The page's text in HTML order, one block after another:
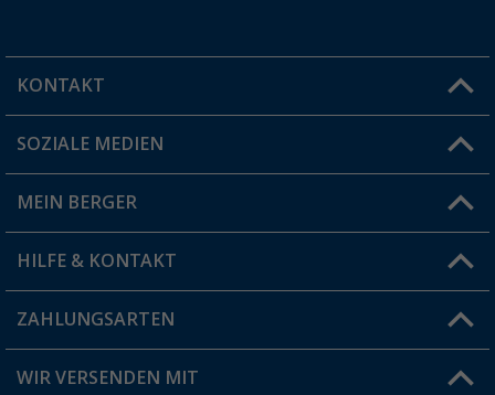
KONTAKT
Du hast eine Frage?
Filiale finden
SOZIALE MEDIEN
MEIN BERGER
Vorteilskarte
Blog
HILFE & KONTAKT
FAQ & Kontakt
Versandinformationen
ZAHLUNGSARTEN
WIR VERSENDEN MIT